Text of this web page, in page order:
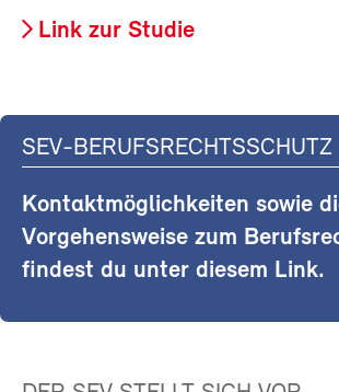
Link zur Studie
SEV-BERUFSRECHTSSCHUTZ
Kontaktmöglichkeiten sowie
Vorgehensweise zum
findest du unter diesem Link.